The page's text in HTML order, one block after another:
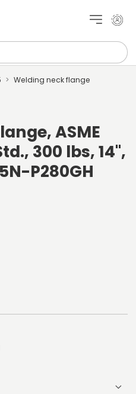
Mit
Welding neck flange
ASME
300 lbs, 14",
P280GH